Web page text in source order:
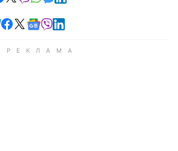
Читайте в Telegram
Читайте в Facebook
Читайте в X
Читайте в Google news
Читайте в Viber
Читайте в LinkedIn